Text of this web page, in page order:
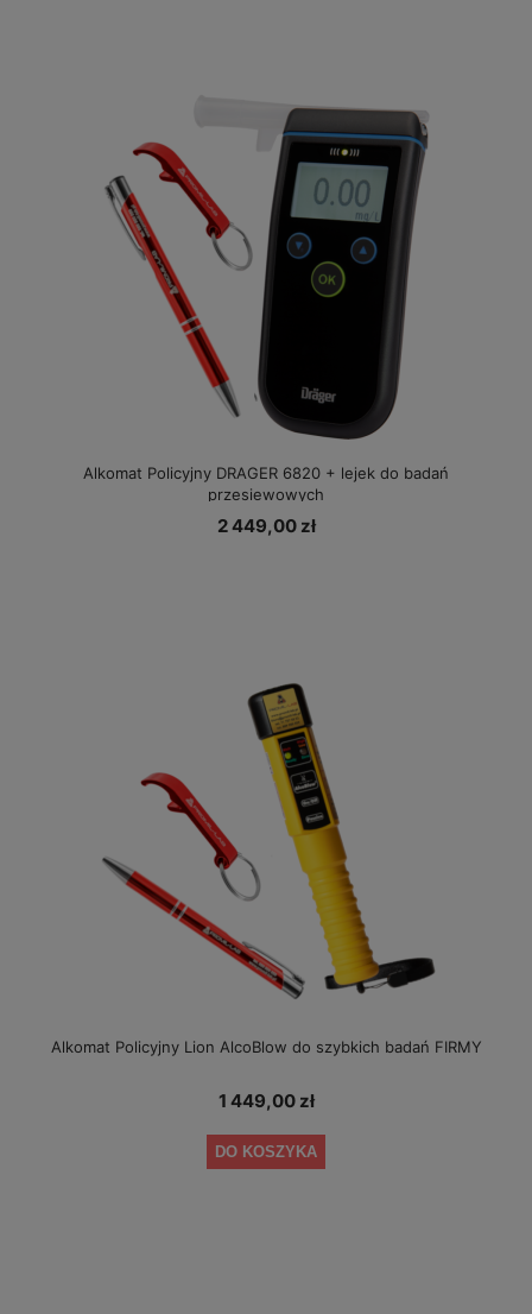
Alkomat Policyjny DRAGER 6820 + lejek do badań
przesiewowych
2 449,00 zł
Alkomat Policyjny Lion AlcoBlow do szybkich badań FIRMY
1 449,00 zł
DO KOSZYKA